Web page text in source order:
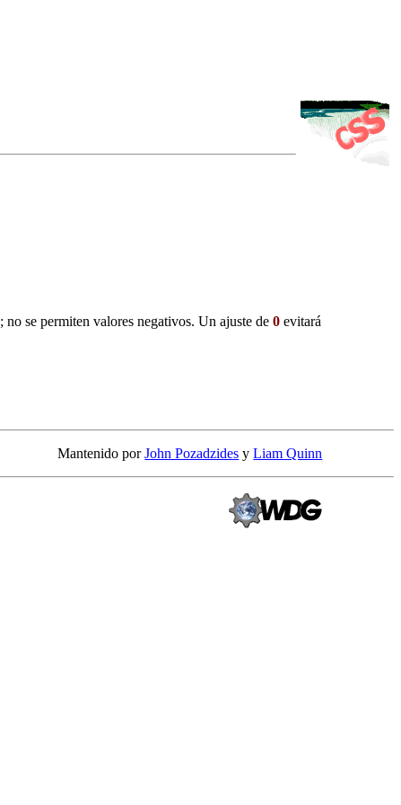
; no se permiten valores negativos. Un ajuste de 0evitará
Mantenido porJohn Pozadzides yLiam Quinn